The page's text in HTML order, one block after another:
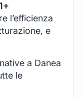
l’efficienza
e
a Danea
le